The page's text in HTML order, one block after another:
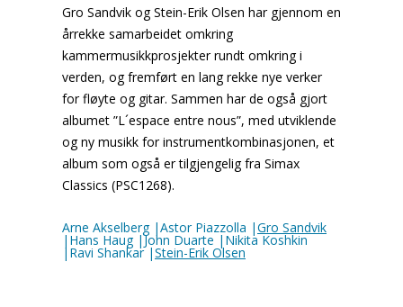
Gro Sandvik og Stein-Erik Olsen har gjennom en
årrekke samarbeidet omkring
kammermusikkprosjekter rundt omkring i
verden, og fremført en lang rekke nye verker
for fløyte og gitar. Sammen har de også gjort
albumet ”L´espace entre nous”, med utviklende
og ny musikk for instrumentkombinasjonen, et
album som også er tilgjengelig fra Simax
Classics (PSC1268).
Arne Akselberg |Astor Piazzolla |Gro Sandvik
|Hans Haug |John Duarte |Nikita Koshkin
|Ravi Shankar |Stein-Erik Olsen